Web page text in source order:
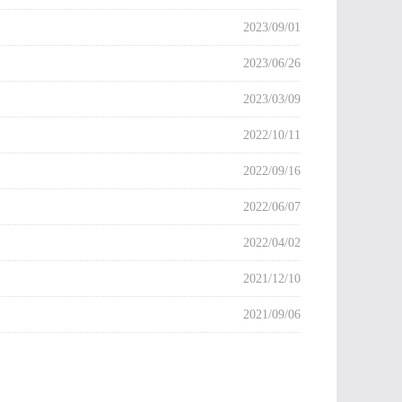
2023/09/01
2023/06/26
2023/03/09
2022/10/11
2022/09/16
2022/06/07
2022/04/02
2021/12/10
2021/09/06